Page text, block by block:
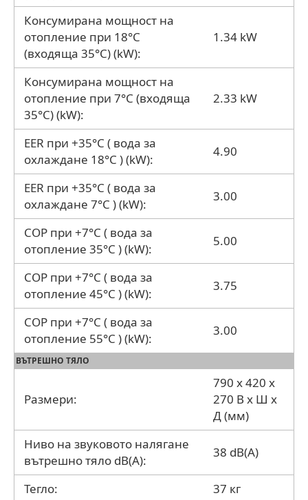
Консумирана мощност на
отопление при 18°C
(входяща 35°C) (kW):
1.34 kW
Консумирана мощност на
отопление при 7°C (входяща
35°C) (kW):
2.33 kW
EER при +35°C ( вода за
охлаждане 18°C ) (kW):
4.90
EER при +35°C ( вода за
охлаждане 7°C ) (kW):
3.00
COP при +7°C ( вода за
отопление 35°C ) (kW):
5.00
COP при +7°C ( вода за
отопление 45°C ) (kW):
3.75
COP при +7°C ( вода за
отопление 55°C ) (kW):
3.00
ВЪТРЕШНО ТЯЛО
Размери:
790 x 420 x
270 В x Ш x
Д (мм)
Ниво на звуковото налягане
вътрешно тяло dB(A):
38 dB(A)
Тегло: 37 кг